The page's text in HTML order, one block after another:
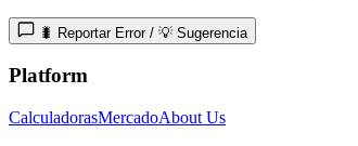
🐛 Reportar Error / 💡 Sugerencia
Platform
CalculadorasMercadoAbout Us